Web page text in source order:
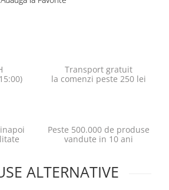
Transport gratuit
la comenzi peste 250 lei
Peste 500.000 de produse
vandute in 10 ani
ALTERNATIVE